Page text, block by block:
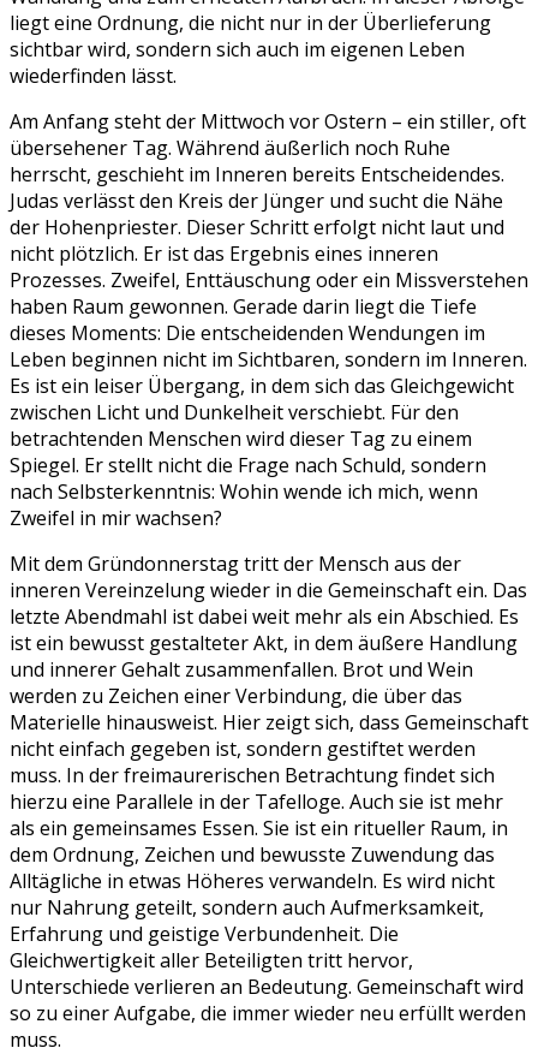
liegt eine Ordnung, die nicht nur in der Überlieferung
sichtbar wird, sondern sich auch im eigenen Leben
wiederfinden lässt.
Am Anfang steht der Mittwoch vor Ostern – ein stiller, oft
übersehener Tag. Während äußerlich noch Ruhe
herrscht, geschieht im Inneren bereits Entscheidendes.
Judas verlässt den Kreis der Jünger und sucht die Nähe
der Hohenpriester. Dieser Schritt erfolgt nicht laut und
nicht plötzlich. Er ist das Ergebnis eines inneren
Prozesses. Zweifel, Enttäuschung oder ein Missverstehen
haben Raum gewonnen. Gerade darin liegt die Tiefe
dieses Moments: Die entscheidenden Wendungen im
Leben beginnen nicht im Sichtbaren, sondern im Inneren.
Es ist ein leiser Übergang, in dem sich das Gleichgewicht
zwischen Licht und Dunkelheit verschiebt. Für den
betrachtenden Menschen wird dieser Tag zu einem
Spiegel. Er stellt nicht die Frage nach Schuld, sondern
nach Selbsterkenntnis: Wohin wende ich mich, wenn
Zweifel in mir wachsen?
Mit dem Gründonnerstag tritt der Mensch aus der
inneren Vereinzelung wieder in die Gemeinschaft ein. Das
letzte Abendmahl ist dabei weit mehr als ein Abschied. Es
ist ein bewusst gestalteter Akt, in dem äußere Handlung
und innerer Gehalt zusammenfallen. Brot und Wein
werden zu Zeichen einer Verbindung, die über das
Materielle hinausweist. Hier zeigt sich, dass Gemeinschaft
nicht einfach gegeben ist, sondern gestiftet werden
muss. In der freimaurerischen Betrachtung findet sich
hierzu eine Parallele in der Tafelloge. Auch sie ist mehr
als ein gemeinsames Essen. Sie ist ein ritueller Raum, in
dem Ordnung, Zeichen und bewusste Zuwendung das
Alltägliche in etwas Höheres verwandeln. Es wird nicht
nur Nahrung geteilt, sondern auch Aufmerksamkeit,
Erfahrung und geistige Verbundenheit. Die
Gleichwertigkeit aller Beteiligten tritt hervor,
Unterschiede verlieren an Bedeutung. Gemeinschaft wird
so zu einer Aufgabe, die immer wieder neu erfüllt werden
muss.